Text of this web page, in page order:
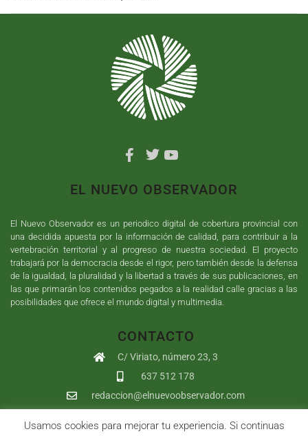
EL NUEVO OBSERVADOR
El Nuevo Observador es un periodico digital de cobertura provincial con
una decidida apuesta por la información de calidad, para contribuir a la
vertebración territorial y al progreso de nuestra sociedad. El proyecto
trabajará por la democracia desde el rigor, pero también desde la defensa
de la igualdad, la pluralidad y la libertad a través de sus publicaciones, en
las que primarán los contenidos pegados a la realidad calle gracias a las
posibilidades que ofrece el mundo digital y multimedia.
CONTACTO
C/ Viriato, número 23, 3
637 512 178
redaccion@elnuevoobservador.com
Usamos cookies para mejorar tu experiencia. Si continuas